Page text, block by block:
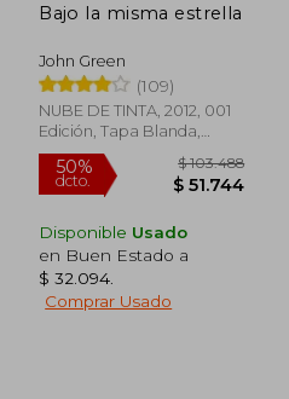
Bajo la misma estrella
John Green
(109)
NUBE DE TINTA, 2012, 001
Edición, Tapa Blanda,
Nuevo
Disponible Usado
en Buen Estado a
$ 32.094
Comprar Usado